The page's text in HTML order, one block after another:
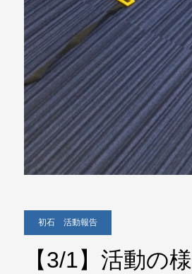
初石 活動報告
【3/1】活動の